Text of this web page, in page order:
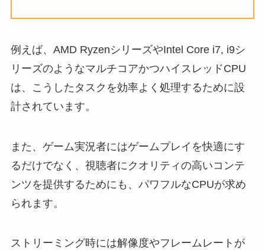
例えば、AMD RyzenシリーズやIntel Core i7, i9シ
リーズのようなマルチコアかつハイスレッドCPU
は、こうしたタスクを効率よく処理するために設
計されています。
また、ゲーム実況者にはゲームプレイを快適にす
るだけでなく、視聴者にクオリティの高いコンテ
ンツを提供するためにも、パワフルなCPUが求め
られます。
ストリーミング時には解像度やフレームレートが